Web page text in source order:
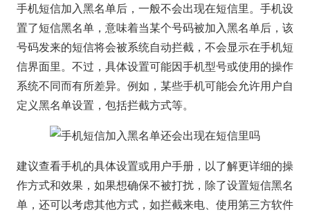
手机短信加入黑名单后，一般不会出现在短信里。手机设
置了短信黑名单，意味着当某个号码被加入黑名单后，该
号码发来的短信将会被系统自动拦截，不会显示在手机短
信界面里。不过，具体设置可能因手机型号或使用的操作
系统不同而有所差异。例如，某些手机可能会允许用户自
定义黑名单设置，包括拦截方式等。
建议查看手机的具体设置或用户手册，以了解更详细的操
作方式和效果，如果想确保不被打扰，除了设置短信黑名
单，还可以考虑其他方式，如拦截来电、使用第三方软件